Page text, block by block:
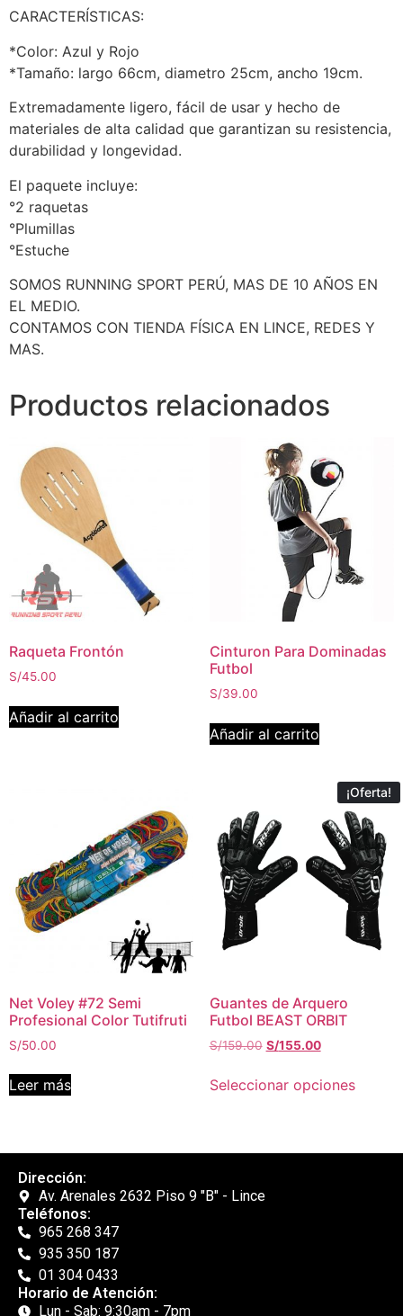
CARACTERÍSTICAS:
*Color: Azul y Rojo
*Tamaño: largo 66cm, diametro 25cm, ancho 19cm.
Extremadamente ligero, fácil de usar y hecho de
materiales de alta calidad que garantizan su resistencia,
durabilidad y longevidad.
El paquete incluye:
°2 raquetas
°Plumillas
°Estuche
SOMOS RUNNING SPORT PERÚ, MAS DE 10 AÑOS EN
EL MEDIO.
CONTAMOS CON TIENDA FÍSICA EN LINCE, REDES Y
MAS.
Productos relacionados
Raqueta Frontón
S/45.00
Añadir al carrito
Cinturon Para Dominadas
Futbol
S/39.00
Añadir al carrito
Net Voley #72 Semi
Profesional Color Tutifruti
S/50.00
Leer más
¡Oferta!
Guantes de Arquero
Futbol BEAST ORBIT
S/159.00 S/155.00
Seleccionar opciones
Dirección:
Av. Arenales 2632 Piso 9 "B" - Lince
Teléfonos:
965 268 347
935 350 187
01 304 0433
Horario de Atención:
Lun - Sab: 9:30am - 7pm